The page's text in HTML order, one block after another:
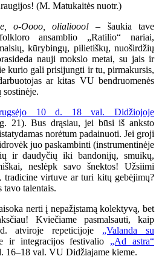
o-Oooo, olialiooo! – šaukia tave
ansamblio „Ratilio“ nariai,
kūrybingų, pilietiškų, nuoširdžių
nauji mokslo metai, su jais ir
kurio gali prisijungti ir tu, pirmakursis,
ar kitas VU bendruomenės
sostinėje.
10 d. 18 val. Didžiojoje
21). Bus drąsiau, jei būsi iš anksto
norėtum padainuoti. Jei groji
juo paskambinti (instrumentinėje
ir daudyčių iki bandonijų, smuikų,
neslėpk savo šnektos! Užsiimi
tradicine virtuve ar turi kitų gebėjimų?
tavo talentais.
nerti į nepažįstamą kolektyvą, bet
Kviečiame pasmalsauti, kaip
atviroje repeticijoje „Valanda su
ir integracijos festivalio „Ad astra“
16–18 val. VU Didžiajame kieme.